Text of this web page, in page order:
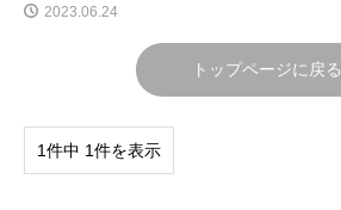
2023.06.24
トップページに戻る
1件中 1件を表示